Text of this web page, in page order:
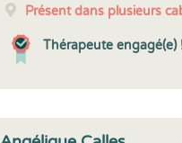
Présent dans plusieurs
Thérapeute engagé(e)